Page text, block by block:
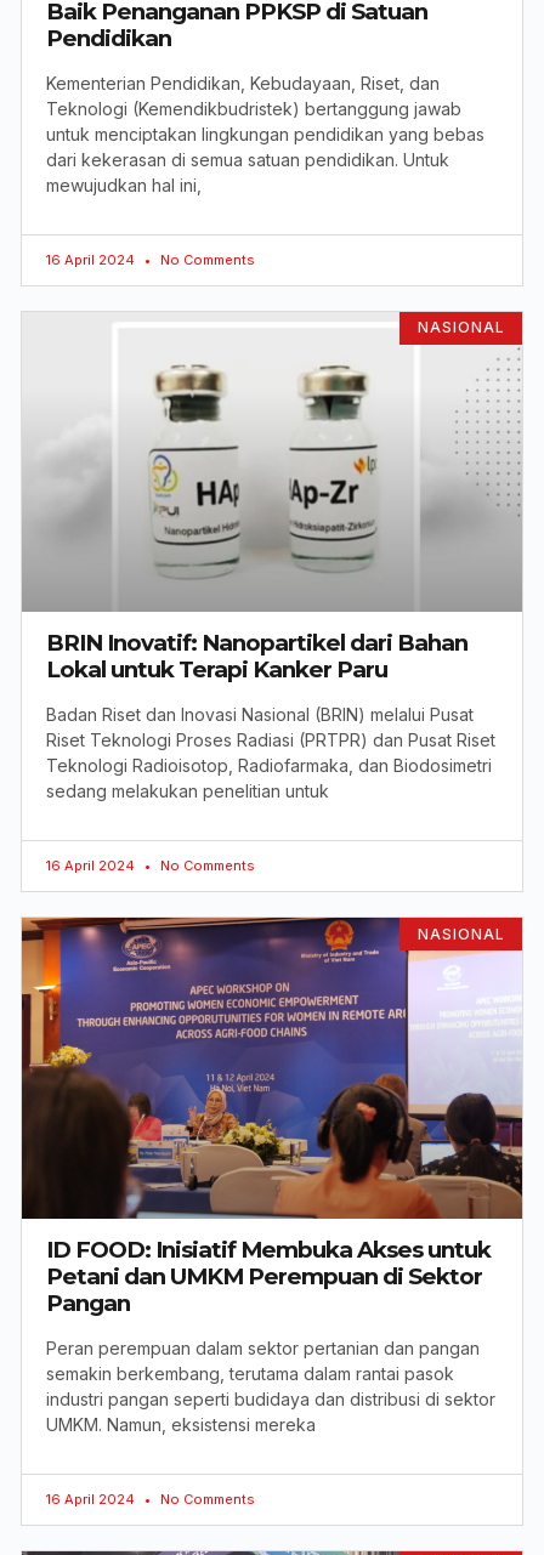
Baik Penanganan PPKSP di Satuan
Pendidikan
Kementerian Pendidikan, Kebudayaan, Riset, dan
Teknologi (Kemendikbudristek) bertanggung jawab
untuk menciptakan lingkungan pendidikan yang bebas
dari kekerasan di semua satuan pendidikan. Untuk
mewujudkan hal ini,
16 April 2024 No Comments
NASIONAL
BRIN Inovatif: Nanopartikel dari Bahan
Lokal untuk Terapi Kanker Paru
Badan Riset dan Inovasi Nasional (BRIN) melalui Pusat
Riset Teknologi Proses Radiasi (PRTPR) dan Pusat Riset
Teknologi Radioisotop, Radiofarmaka, dan Biodosimetri
sedang melakukan penelitian untuk
16 April 2024 No Comments
NASIONAL
ID FOOD: Inisiatif Membuka Akses untuk
Petani dan UMKM Perempuan di Sektor
Pangan
Peran perempuan dalam sektor pertanian dan pangan
semakin berkembang, terutama dalam rantai pasok
industri pangan seperti budidaya dan distribusi di sektor
UMKM. Namun, eksistensi mereka
16 April 2024 No Comments